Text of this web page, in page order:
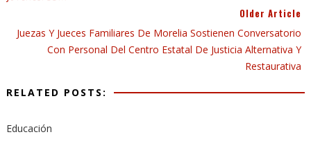
Older Article
Juezas Y Jueces Familiares De Morelia Sostienen Conversatorio
Con Personal Del Centro Estatal De Justicia Alternativa Y
Restaurativa
RELATED POSTS:
Educación